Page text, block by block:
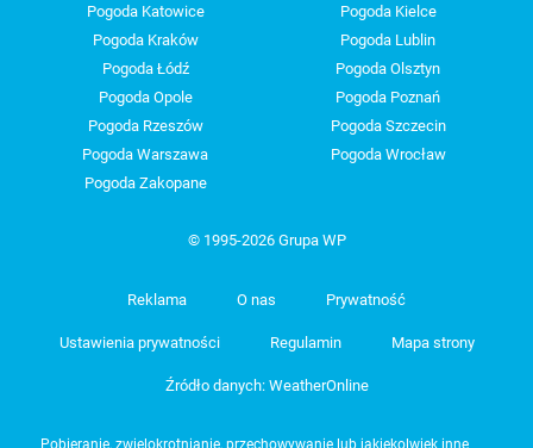
Pogoda Katowice
Pogoda Kielce
Pogoda Kraków
Pogoda Lublin
Pogoda Łódź
Pogoda Olsztyn
Pogoda Opole
Pogoda Poznań
Pogoda Rzeszów
Pogoda Szczecin
Pogoda Warszawa
Pogoda Wrocław
Pogoda Zakopane
© 1995-2026 Grupa WP
Reklama O nas Prywatność
Ustawienia prywatności Regulamin Mapa strony
Źródło danych: WeatherOnline
Pobieranie, zwielokrotnianie, przechowywanie lub jakiekolwiek inne